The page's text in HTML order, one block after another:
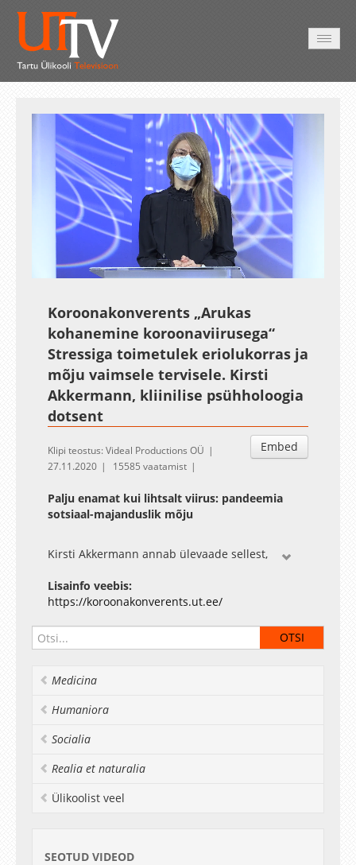
UnmuteLoaded:
3.58%
Esituskiirused
SubtitlesAuto
Koroonakonverents „Arukas
kohanemine koroonaviirusega“
Stressiga toimetulek eriolukorras ja
mõju vaimsele tervisele. Kirsti
Akkermann, kliinilise psühholoogia
dotsent
Embed
Klipi teostus: Videal Productions OÜ
27.11.2020
15585 vaatamist
Palju enamat kui lihtsalt viirus: pandeemia
sotsiaal-majanduslik mõju
Kirsti Akkermann annab ülevaade sellest,
stressiga toimetulekule eriolukorra ajal, mis
aitas sellega toime tulla ja milline on selle
üheks alusmaterjaliks rahvastiku vaimse tervise
longituudses küsitlusuuringus, mille tulemuste
seirepakett.
Lisainfo veebis:
https://koroonakonverents.ut.ee/
Medicina
Humaniora
Socialia
Realia et naturalia
Ülikoolist veel
SEOTUD VIDEOD